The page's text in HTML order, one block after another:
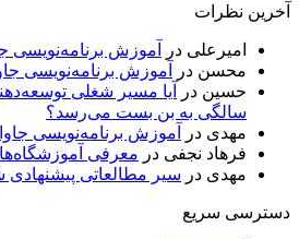
آخرین نظرات
امیرعلی در
آموزش برنامه‌نویسی
محسن در
آموزش برنامه‌نویسی
حسین در
سالگی به بن بست می‌رسد؟
مهدی در
آموزش برنامه‌نویسی جاوا
فرهاد نجفی در معرفی
مهدی در سیر مطالعاتی
دسترسی سریع